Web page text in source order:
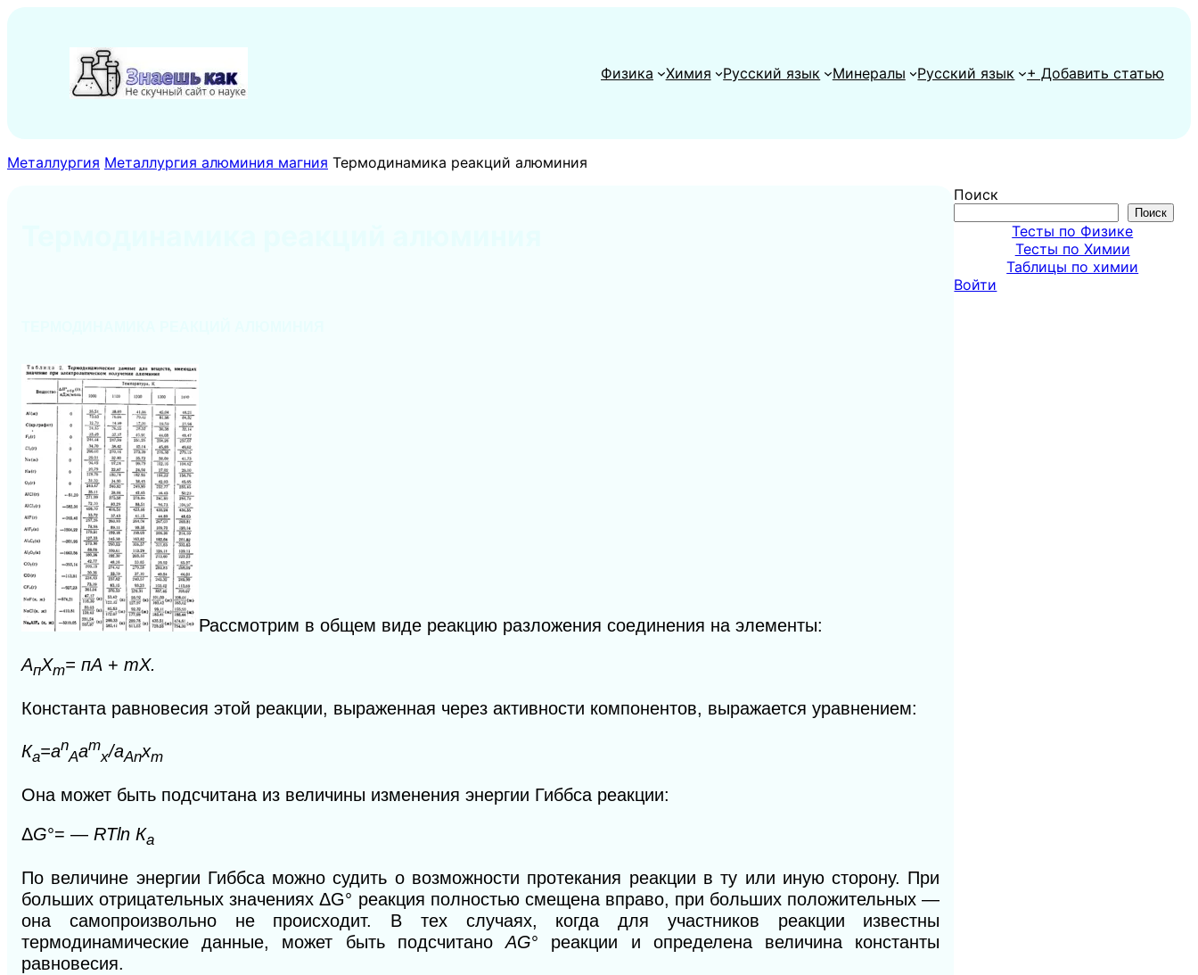
содержимому
Физика
Химия Русский язык Минералы Русский язык + Добавить статью
Металлургия Металлургия алюминия магния Термодинамика реакций алюминия
Рассмотрим в общем виде реакцию разложения соединения на элементы:
АпХт= пА + тХ.
Константа равновесия этой реакции, выраженная через активности компонентов, выражается уравнением:
Ка=an
Aam
x/aAnxm
Она может быть подсчитана из величины изменения энергии Гиббса реакции:
ΔG°= — RTln Ка
По величине энергии Гиббса можно судить о возможности протекания реакции в ту или иную сторону. При
больших отрицательных значениях ΔG° реакция полностью смещена вправо, при больших положительных —
она самопроизвольно не происходит. В тех случаях, когда для участников реакции известны
термодинамические данные, может быть подсчитаноAG°
реакции и определена величина константы
равновесия.
Поиск
Поиск
Тесты по Физике
Тесты по Химии
Таблицы по химии
Войти